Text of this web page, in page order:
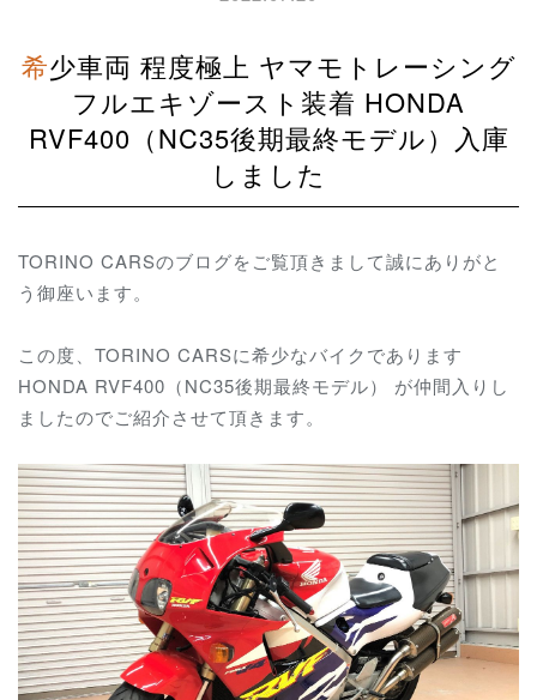
希少車両 程度極上 ヤマモトレーシング
フルエキゾースト装着 HONDA
RVF400（NC35後期最終モデル）入庫
しました
TORINO CARSのブログをご覧頂きまして誠にありがと
う御座います。
この度、TORINO CARSに希少なバイクであります
HONDA RVF400（NC35後期最終モデル） が仲間入りし
ましたのでご紹介させて頂きます。